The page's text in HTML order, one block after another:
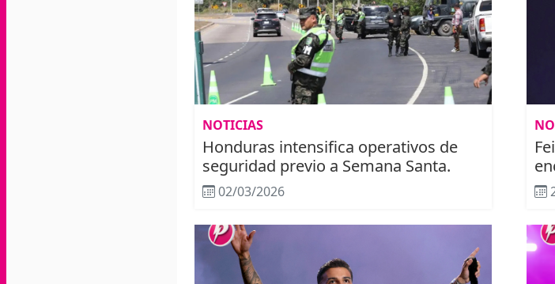
NOTICIAS
Honduras intensifica operativos de
seguridad previo a Semana Santa.
02/03/2026